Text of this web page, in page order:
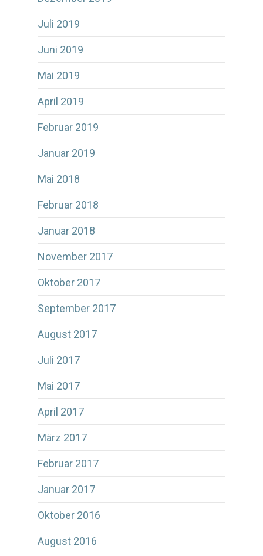
Juli 2019
Juni 2019
Mai 2019
April 2019
Februar 2019
Januar 2019
Mai 2018
Februar 2018
Januar 2018
November 2017
Oktober 2017
September 2017
August 2017
Juli 2017
Mai 2017
April 2017
März 2017
Februar 2017
Januar 2017
Oktober 2016
August 2016